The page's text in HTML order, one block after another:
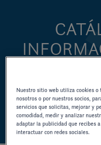
DESCARGUE
RECURSOS DE
Nuestro sitio web utiliza cookies
nosotros o por nuestros socios,
servicios que solicitas, mejorar y
comodidad, medir y analizar
adaptar la publicidad que recibes
interactuar con redes sociales.